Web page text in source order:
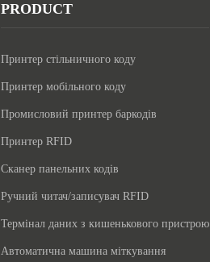
PRODUCT
Принтер стільничного коду
Принтер мобільного коду
Промисловий принтер баркодів
Принтер RFID
Сканер панельних кодів
Ручний читач/записувач RFID
Термінал даних з кишенькового пристрою
Автоматична машина міткування